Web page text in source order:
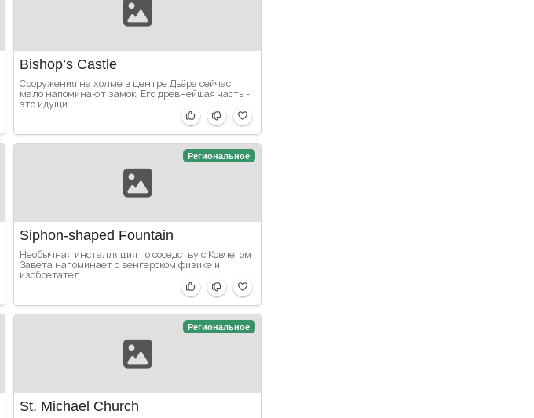
Bishop’s Castle
Сооружения на холме в центре Дьёра сейчас
мало напоминают замок. Его древнейшая часть -
это идущи...
Региональное
Siphon-shaped Fountain
Необычная инсталляция по соседству с Ковчегом
Завета напоминает о венгерском физике и
изобретател...
Региональное
St. Michael Church